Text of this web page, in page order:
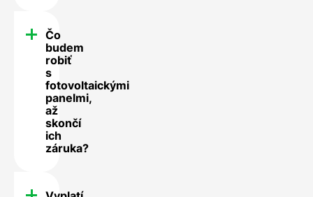
Čo
budem
robiť
s
fotovoltaickými
panelmi,
až
skončí
ich
záruka?